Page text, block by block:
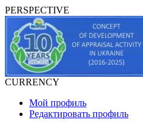
PERSPECTIVE
CURRENCY
Мой профиль
Редактировать профиль